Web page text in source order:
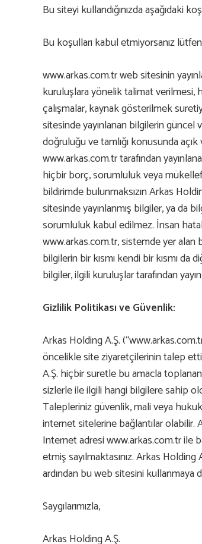
Bu siteyi kullandığınızda aşağıdaki
Bu koşulları kabul etmiyorsanız
www.arkas.com.tr web sitesinin
kuruluşlara yönelik talimat verilmesi,
çalışmalar, kaynak gösterilmek
sitesinde yayınlanan bilgilerin güncel
doğruluğu ve tamlığı konusunda
www.arkas.com.tr tarafından
hiçbir borç, sorumluluk veya
bildirimde bulunmaksızın Arkas
sitesinde yayınlanmış bilgiler, ya da
sorumluluk kabul edilmez. İnsan
www.arkas.com.tr, sistemde yer
bilgilerin bir kısmı kendi bir kısmı da
bilgiler, ilgili kuruluşlar tarafından
Gizlilik Politikası ve Güvenlik:
Arkas Holding A.Ş.
öncelikle site ziyaretçilerinin talep
A.Ş. hiçbir suretle bu amacla
sizlerle ile ilgili hangi bilgilere sahip
Talepleriniz güvenlik, mali veya
internet sitelerine bağlantılar
Internet adresi www.arkas.com.tr ile
etmiş sayılmaktasınız. Arkas
ardından bu web sitesini
Saygılarımızla,
Arkas Holding A.Ş.